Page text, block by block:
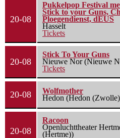
20-08
Pukkelpop Festival
Stick to your Guns,
Ploegendienst, dEUS
Hasselt
Tickets
20-08
Stick To Your Guns
Nieuwe Nor (Nieuwe
Tickets
20-08
Wolfmother
Hedon (Hedon
20-08
Racoon
Openluchttheater
(Hertme))